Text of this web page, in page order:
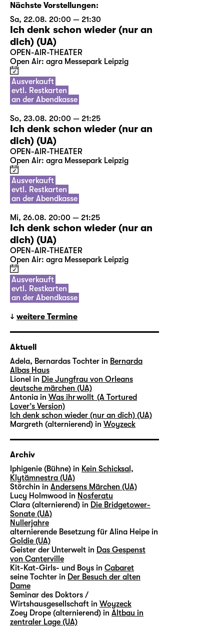
Nächste Vorstellungen:
Sa, 22.08. 20:00 — 21:30
Ich denk schon wieder (nur an
dich) (UA)
OPEN-AIR-THEATER
Open Air: agra Messepark Leipzig
Ausverkauft
evtl. Restkarten
an der Abendkasse
So, 23.08. 20:00 — 21:25
Ich denk schon wieder (nur an
dich) (UA)
OPEN-AIR-THEATER
Open Air: agra Messepark Leipzig
Ausverkauft
evtl. Restkarten
an der Abendkasse
Mi, 26.08. 20:00 — 21:25
Ich denk schon wieder (nur an
dich) (UA)
OPEN-AIR-THEATER
Open Air: agra Messepark Leipzig
Ausverkauft
evtl. Restkarten
an der Abendkasse
weitere Termine
Aktuell
Adela, Bernardas Tochter in Bernarda
Albas Haus
Lionel in Die Jungfrau von Orleans
deutsche märchen (UA)
Antonia in Was ihr wollt (A Tortured
Lover’s Version)
Ich denk schon wieder (nur an dich) (UA)
Margreth (alternierend) in Woyzeck
Archiv
Iphigenie (Bühne) in Kein Schicksal,
Klytämnestra (UA)
Störchin in Andersens Märchen (UA)
Lucy Holmwood in Nosferatu
Clara (alternierend) in Die Bridgetower-
Sonate (UA)
Nullerjahre
alternierende Besetzung für Alina Heipe in
Goldie (UA)
Geister der Unterwelt in Das Gespenst
von Canterville
Kit-Kat-Girls- und Boys in Cabaret
seine Tochter in Der Besuch der alten
Dame
Seminar des Doktors /
Wirtshausgesellschaft in Woyzeck
Zoey Drope (alternierend) in Altbau in
zentraler Lage (UA)